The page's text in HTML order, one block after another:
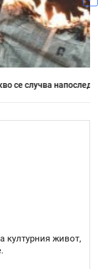
у нас
културния живот,